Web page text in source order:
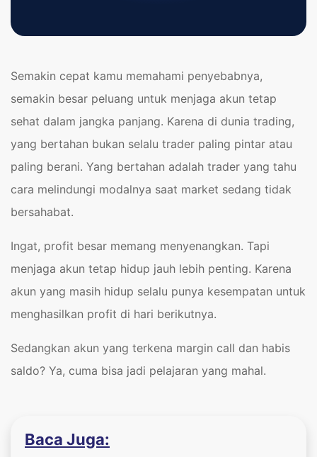
Semakin cepat kamu memahami penyebabnya,
semakin besar peluang untuk menjaga akun tetap
sehat dalam jangka panjang. Karena di dunia trading,
yang bertahan bukan selalu trader paling pintar atau
paling berani. Yang bertahan adalah trader yang tahu
cara melindungi modalnya saat market sedang tidak
bersahabat.
Ingat, profit besar memang menyenangkan. Tapi
menjaga akun tetap hidup jauh lebih penting. Karena
akun yang masih hidup selalu punya kesempatan untuk
menghasilkan profit di hari berikutnya.
Sedangkan akun yang terkena margin call dan habis
saldo? Ya, cuma bisa jadi pelajaran yang mahal.
Baca Juga: